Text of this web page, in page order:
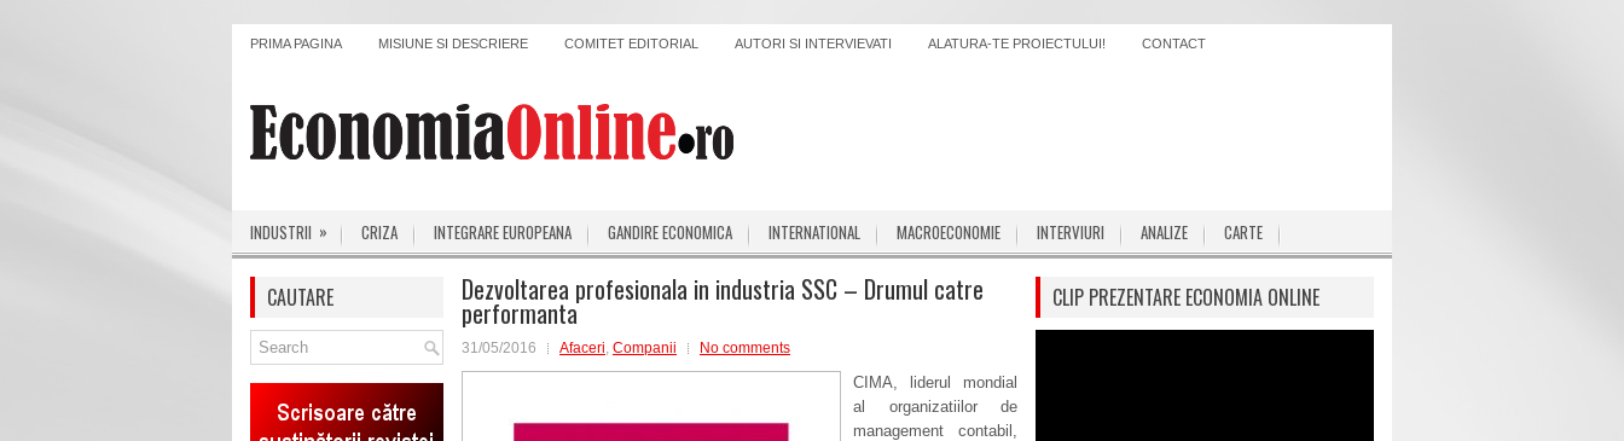
PRIMA PAGINA MISIUNE SI DESCRIERE COMITET EDITORIAL AUTORI SI INTERVIEVATI ALATURA-TE PROIECTULUI! CONTACT
INDUSTRII » CRIZA INTEGRARE EUROPEANA GANDIRE ECONOMICA INTERNATIONAL MACROECONOMIE INTERVIURI ANALIZE CARTE
Dezvoltarea profesionala in industria SSC – Drumul catre
performanta
31/05/2016 Afaceri, Companii No comments
CIMA, liderul mondial
al organizatiilor de
management contabil,
CAUTARE CLIP PREZENTARE ECONOMIA ONLINE